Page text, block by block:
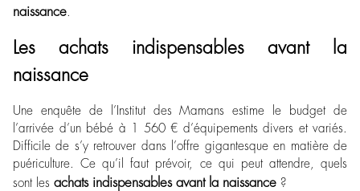
naissance.
Les achats indispensables avant la
naissance
Une enquête de l’Institut des Mamans estime le budget de
l’arrivée d’un bébé à 1 560 € d’équipements divers et variés.
Difficile de s’y retrouver dans l’offre gigantesque en matière de
puériculture. Ce qu’il faut prévoir, ce qui peut attendre, quels
sont les achats indispensables avant la naissance ?